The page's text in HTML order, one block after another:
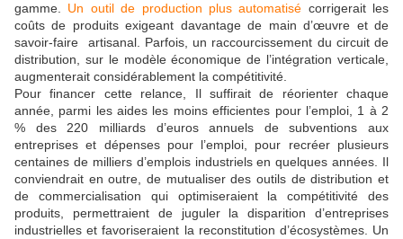
gamme. Un outil de production plus automatisé corrigerait les
coûts de produits exigeant davantage de main d’œuvre et de
savoir-faire artisanal. Parfois, un raccourcissement du circuit de
distribution, sur le modèle économique de l’intégration verticale,
augmenterait considérablement la compétitivité.
Pour financer cette relance, Il suffirait de réorienter chaque
année, parmi les aides les moins efficientes pour l’emploi, 1 à 2
% des 220 milliards d’euros annuels de subventions aux
entreprises et dépenses pour l’emploi, pour recréer plusieurs
centaines de milliers d’emplois industriels en quelques années. Il
conviendrait en outre, de mutualiser des outils de distribution et
de commercialisation qui optimiseraient la compétitivité des
produits, permettraient de juguler la disparition d’entreprises
industrielles et favoriseraient la reconstitution d’écosystèmes. Un